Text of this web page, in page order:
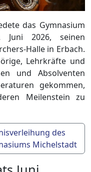
das Gymnasium
Juni 2026, seinen
Halle in Erbach.
Lehrkräfte und
und Absolventen
gekommen,
Meilenstein zu
des
Michelstadt